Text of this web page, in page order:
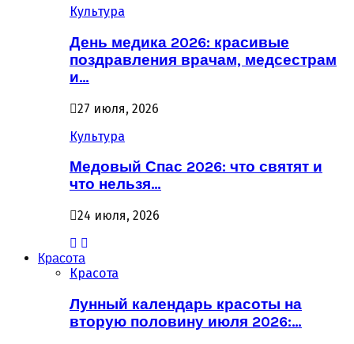
Культура
День медика 2026: красивые
поздравления врачам, медсестрам
и…
27 июля, 2026
Культура
Медовый Спас 2026: что святят и
что нельзя…
24 июля, 2026
Красота
Красота
Лунный календарь красоты на
вторую половину июля 2026:…